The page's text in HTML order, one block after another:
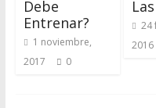
Debe
Entrenar?
1 noviembre,
2017
0
24
2016